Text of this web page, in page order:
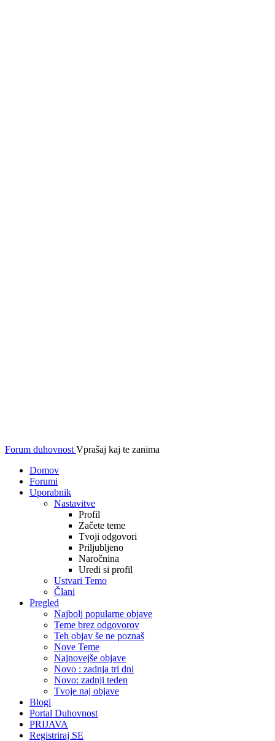
Forum duhovnost Vprašaj kaj te zanima
Domov
Forumi
Uporabnik
Nastavitve
Profil
Začete teme
Tvoji odgovori
Priljubljeno
Naročnina
Uredi si profil
Ustvari Temo
Člani
Pregled
Najbolj popularne objave
Teme brez odgovorov
Teh objav še ne poznaš
Nove Teme
Najnovejše objave
Novo : zadnja tri dni
Novo: zadnji teden
Tvoje naj objave
Blogi
Portal Duhovnost
PRIJAVA
Registriraj SE